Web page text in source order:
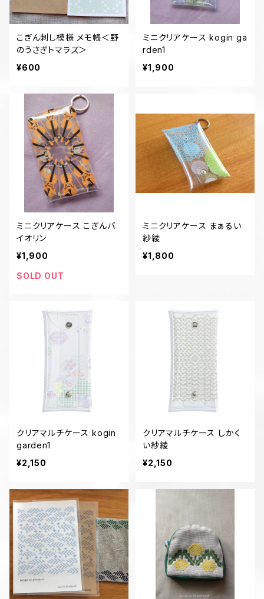
こぎん刺し模様 メモ帳＜野
のうさぎトマラズ＞
¥600
ミニクリアケース kogin ga
rden1
¥1,900
ミニクリアケース こぎんバ
イオリン
¥1,900
SOLD OUT
ミニクリアケース まぁるい
紗綾
¥1,800
クリアマルチケース kogin
garden1
¥2,150
クリアマルチケース しかく
い紗綾
¥2,150